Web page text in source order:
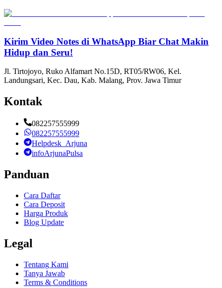
Kirim Video Notes di WhatsApp Biar Chat Makin
Hidup dan Seru!
Jl. Tirtojoyo, Ruko Alfamart No.15D, RT05/RW06, Kel.
Landungsari, Kec. Dau, Kab. Malang, Prov. Jawa Timur
Kontak
082257555999
082257555999
Helpdesk_Arjuna
infoArjunaPulsa
Panduan
Cara Daftar
Cara Deposit
Harga Produk
Blog Update
Legal
Tentang Kami
Tanya Jawab
Terms & Conditions